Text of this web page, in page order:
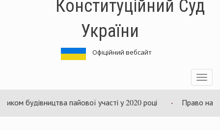
Конституційний Суд
України
Офіційний вебсайт
Toggle
пайової участі у 2020 році Право на відпустку в